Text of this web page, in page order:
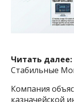
Читать далее:
Стабильные
Компания
казначейской